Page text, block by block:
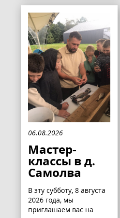
06.08.2026
Мастер-
классы в д.
Самолва
В эту субботу, 8 августа
2026 года, мы
приглашаем вас на